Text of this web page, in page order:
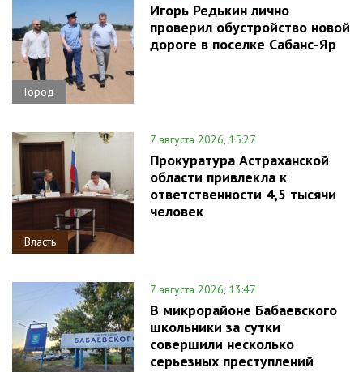
Город
Игорь Редькин лично
проверил обустройство новой
дороге в поселке Сабанс-Яр
Власть
7 августа 2026, 15:27
Прокуратура Астраханской
области привлекла к
ответственности 4,5 тысячи
человек
7 августа 2026, 13:47
В микрорайоне Бабаевского
школьники за сутки
совершили несколько
серьезных преступлений